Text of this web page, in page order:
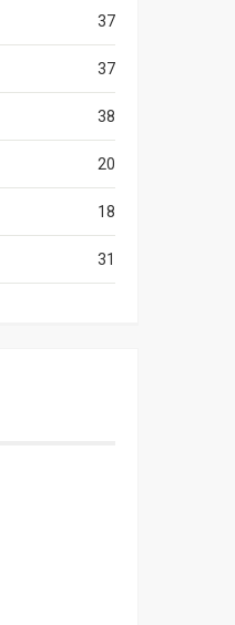
37
37
38
20
18
31